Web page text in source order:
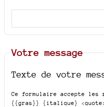
Votre message
Texte de votre
Ce formulaire accepte les
{{gras}} {italique} <quote>